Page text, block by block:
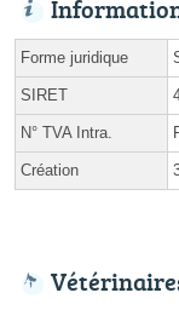
Forme juridique
SIRET
N° TVA Intra.
Création